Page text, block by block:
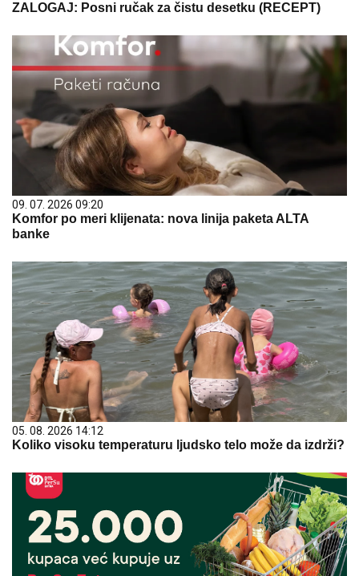
ZALOGAJ: Posni ručak za čistu desetku (RECEPT)
09. 07. 2026 09:20
Komfor po meri klijenata: nova linija paketa ALTA
banke
05. 08. 2026 14:12
Koliko visoku temperaturu ljudsko telo može da izdrži?